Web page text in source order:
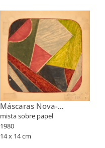
Máscaras Nova-
Iorquinas II
mista sobre papel
1980
14 x 14 cm